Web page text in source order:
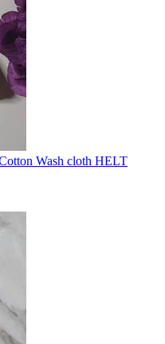
Wash cloth HELT